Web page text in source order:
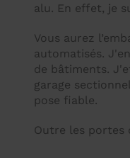
alu. En effet, je
Vous aurez
automatisés.
de bâtiments.
garage
pose fiable.
Outre les portes